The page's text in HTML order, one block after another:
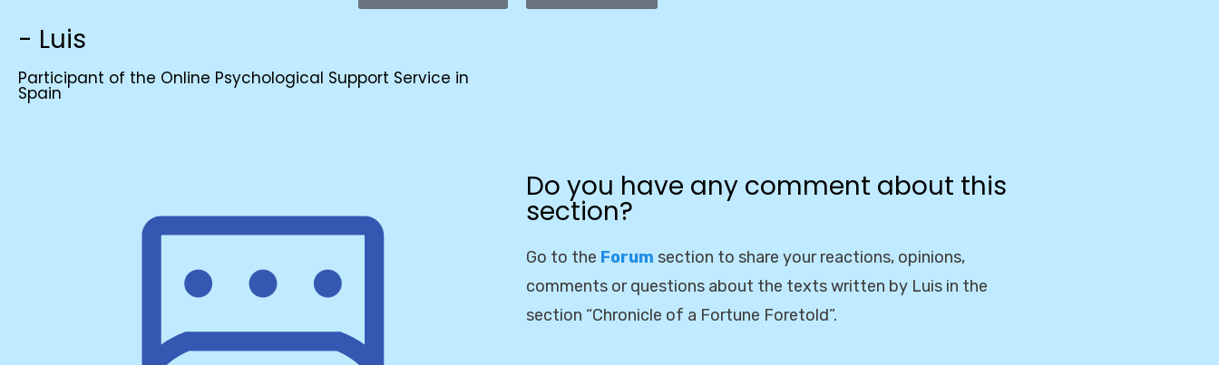
- Luis
Participant of the Online Psychological Support Service in
Spain
Do you have any comment about this
section?
Go to the Forum section to share your reactions, opinions,
comments or questions about the texts written by Luis in the
section “Chronicle of a Fortune Foretold”.